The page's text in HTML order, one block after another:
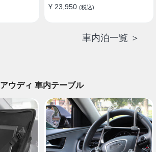
¥ 23,950 (税込)
車内泊一覧 ＞
アウディ 車内テーブル